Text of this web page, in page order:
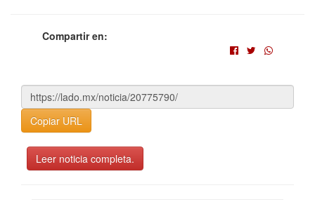
Compartir en:
Copiar URL
Leer noticia completa.